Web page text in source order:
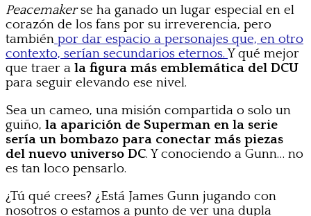
Peacemakerse ha ganado un lugar especial en el
corazón de los fans por su irreverencia, pero
también por dar espacio a personajes que, en otro
contexto, serían secundarios eternos.Y qué mejor
que traer a la figura más emblemática del DCU
para seguir elevando ese nivel.
Sea un cameo, una misión compartida o solo un
guiño, la aparición de Superman en la serie
sería un bombazo para conectar más piezas
del nuevo universo DC. Y conociendo a Gunn… no
es tan loco pensarlo.
¿Tú qué crees? ¿Está James Gunn jugando con
nosotros o estamos a punto de ver una dupla